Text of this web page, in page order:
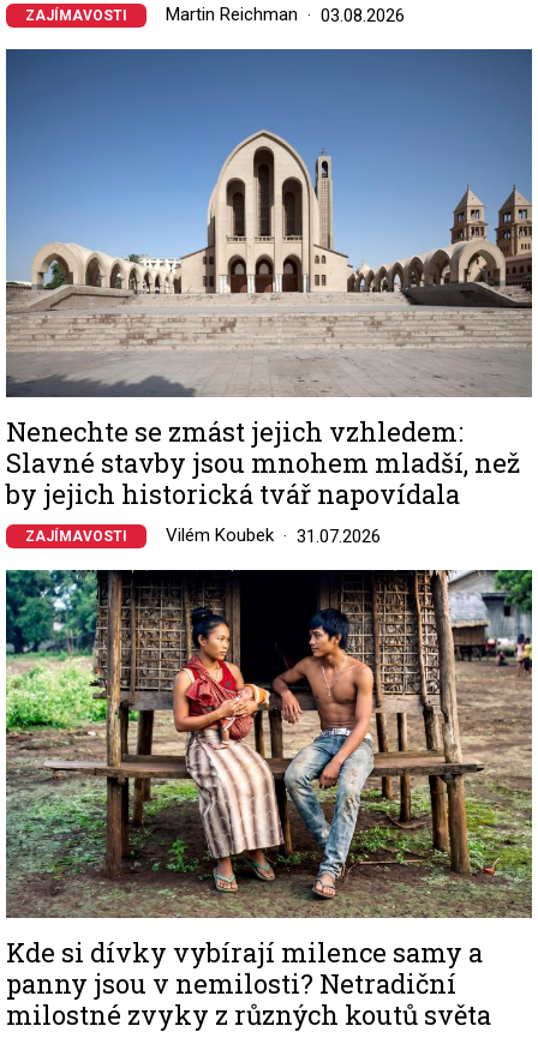
ZAJÍMAVOSTI Martin Reichman 03.08.2026
Nenechte se zmást jejich vzhledem:
Slavné stavby jsou mnohem mladší, než
by jejich historická tvář napovídala
ZAJÍMAVOSTI Vilém Koubek 31.07.2026
Image
Kde si dívky vybírají milence samy a
panny jsou v nemilosti? Netradiční
milostné zvyky z různých koutů světa